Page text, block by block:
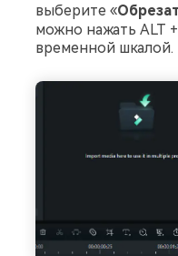
выберите «
можно нажать ALT
временной шкалой.